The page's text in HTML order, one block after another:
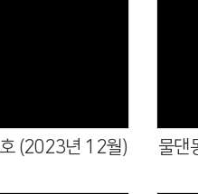
(2023년 12월) 물댄